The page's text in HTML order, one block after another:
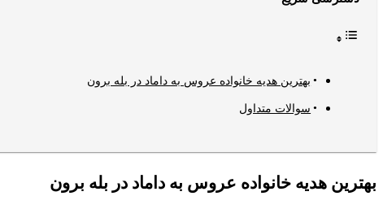
بهترین هدیه خانواده عروس به داماد در بله برون
سوالات متداول
بهترین هدیه خانواده عروس به داماد در بله برون